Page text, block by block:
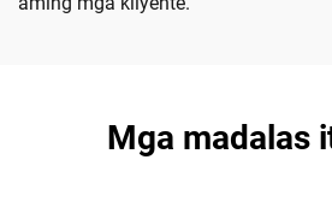
Mga madalas